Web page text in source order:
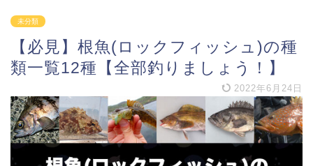
未分類
【必見】根魚(ロックフィッシュ)の種
類一覧12種【全部釣りましょう！】
2022年6月24日